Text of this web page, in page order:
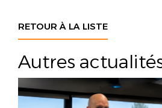
RETOUR À LA LISTE
Autres